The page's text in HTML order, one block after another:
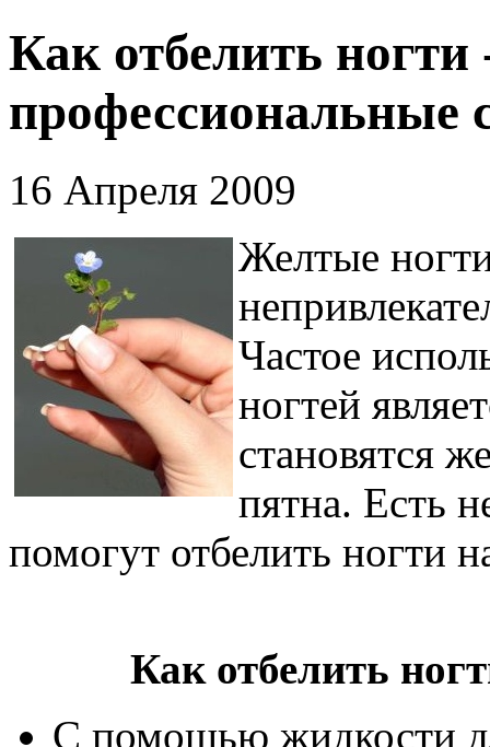
Как отбелить
профессиональные
16 Апреля 2009
Желтые
Частое
ногтей
становятся
пятна. Есть
помогут отбелить ногти
Как отбелить
С помощью жидкости